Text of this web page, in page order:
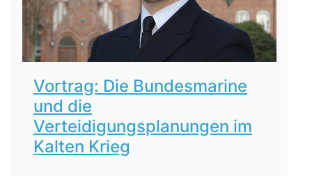
Vortrag: Die Bundesmarine
und die
Verteidigungsplanungen im
Kalten Krieg